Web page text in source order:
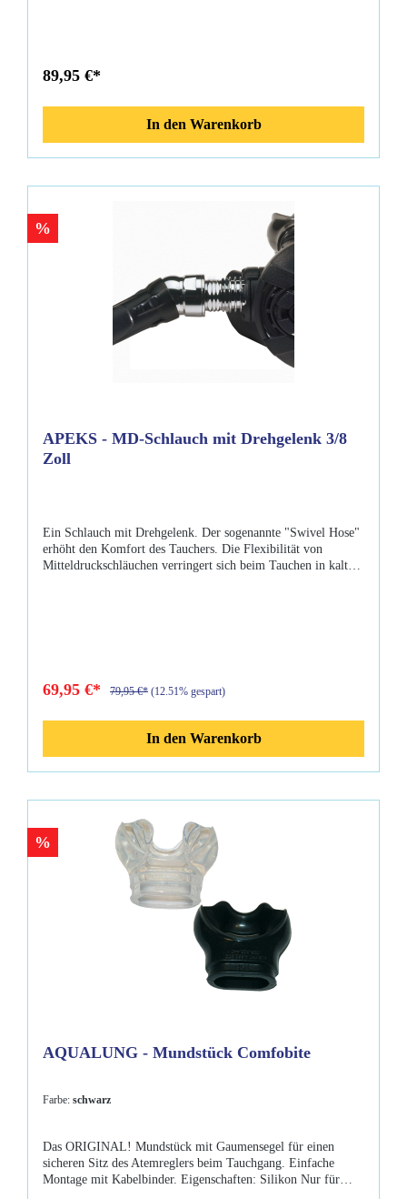
89,95 €*
In den Warenkorb
%
APEKS - MD-Schlauch mit Drehgelenk 3/8
Zoll
Ein Schlauch mit Drehgelenk. Der sogenannte "Swivel Hose"
erhöht den Komfort des Tauchers. Die Flexibilität von
Mitteldruckschläuchen verringert sich beim Tauchen in kaltem
69,95 €* 79,95 €* (12.51% gespart)
In den Warenkorb
%
AQUALUNG - Mundstück Comfobite
Farbe: schwarz
Das ORIGINAL! Mundstück mit Gaumensegel für einen
sicheren Sitz des Atemreglers beim Tauchgang. Einfache
Montage mit Kabelbinder. Eigenschaften: Silikon Nur für